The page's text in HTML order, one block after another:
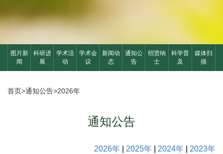
图片新
闻
科研进
展
学术活
动
学术会
议
新闻动
态
通知公
告
招贤纳
士
科学普
及
媒体扫
描
首页>通知公告>2026年
通知公告
2026年 2025年 2024年 2023年